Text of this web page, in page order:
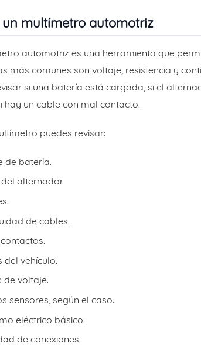
un multímetro automotriz
automotriz es una herramienta que
más comunes son voltaje, resistencia y
si una batería está cargada, si el
hay un cable con mal contacto.
puedes revisar:
de batería.
alternador.
de cables.
del vehículo.
de voltaje.
sensores, según el caso.
eléctrico básico.
de conexiones.